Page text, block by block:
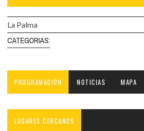
La Palma
CATEGORIAS:
PROGRAMACIÓN NOTICIAS MAPA
LUGARES CERCANOS